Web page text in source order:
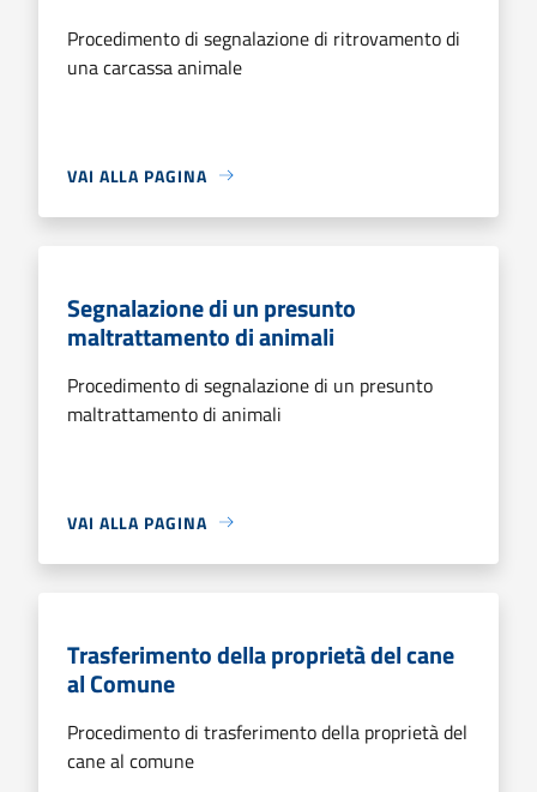
Procedimento di segnalazione di ritrovamento di
una carcassa animale
VAI ALLA PAGINA
Segnalazione di un presunto
maltrattamento di animali
Procedimento di segnalazione di un presunto
maltrattamento di animali
VAI ALLA PAGINA
Trasferimento della proprietà del cane
al Comune
Procedimento di trasferimento della proprietà del
cane al comune